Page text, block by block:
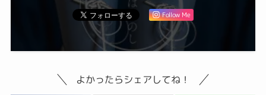
Follow Me
よかったらシェアしてね！